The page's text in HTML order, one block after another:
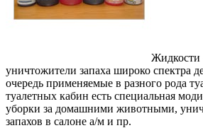
уничтожители запаха широко спектра
очередь применяемые в разного рода
туалетных кабин есть специальная
уборки за домашними животными,
запахов в салоне а/м и пр.